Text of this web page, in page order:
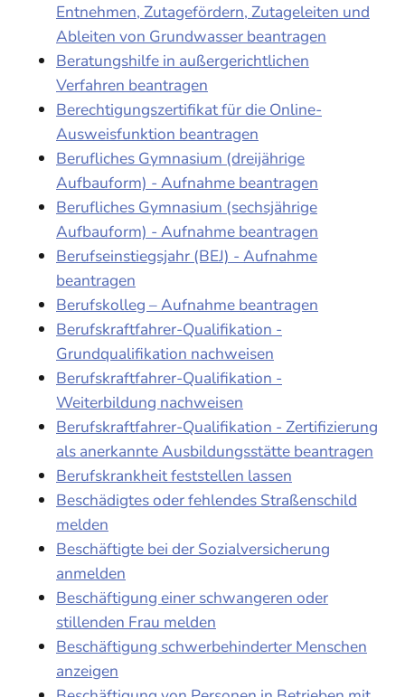
Entnehmen, Zutagefördern, Zutageleiten und
Ableiten von Grundwasser beantragen
Beratungshilfe in außergerichtlichen
Verfahren beantragen
Berechtigungszertifikat für die Online-
Ausweisfunktion beantragen
Berufliches Gymnasium (dreijährige
Aufbauform) - Aufnahme beantragen
Berufliches Gymnasium (sechsjährige
Aufbauform) - Aufnahme beantragen
Berufseinstiegsjahr (BEJ) - Aufnahme
beantragen
Berufskolleg – Aufnahme beantragen
Berufskraftfahrer-Qualifikation -
Grundqualifikation nachweisen
Berufskraftfahrer-Qualifikation -
Weiterbildung nachweisen
Berufskraftfahrer-Qualifikation - Zertifizierung
als anerkannte Ausbildungsstätte beantragen
Berufskrankheit feststellen lassen
Beschädigtes oder fehlendes Straßenschild
melden
Beschäftigte bei der Sozialversicherung
anmelden
Beschäftigung einer schwangeren oder
stillenden Frau melden
Beschäftigung schwerbehinderter Menschen
anzeigen